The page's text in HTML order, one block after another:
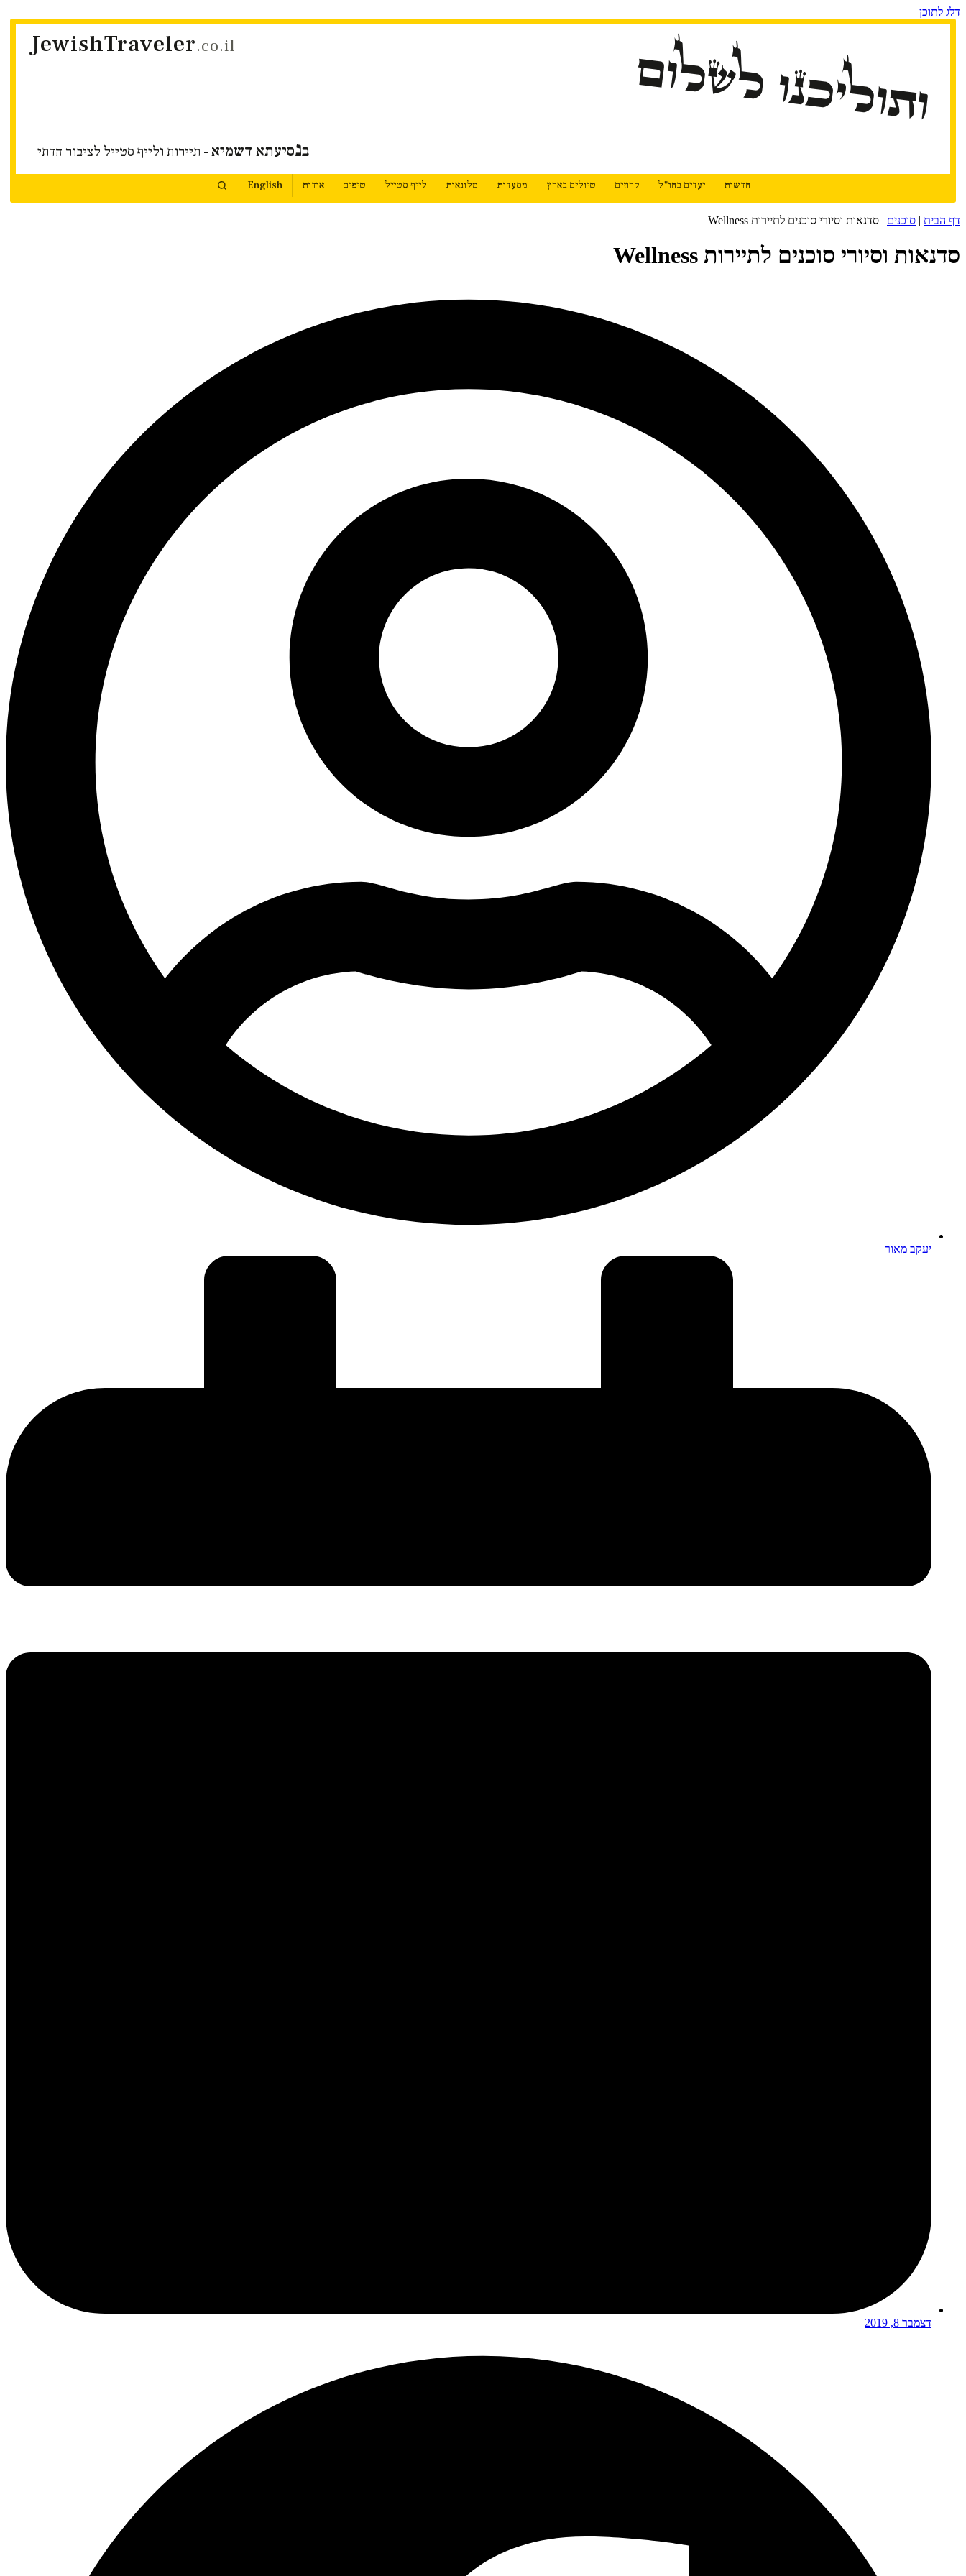
דלג לתוכן
JewishTraveler.co.il ותוליכנו לשלום
בנסיעתא דשמיא - תיירות ולייף סטייל לציבור הדתי
חדשות יעדים בחו"ל קרוזים טיולים בארץ מסעדות מלונאות לייף סטייל טיפים אודות English
דף הבית | סוכנים | סדנאות וסיורי סוכנים לתיירות Wellness
סדנאות וסיורי סוכנים לתיירות Wellness
יעקב מאור
דצמבר 8, 2019